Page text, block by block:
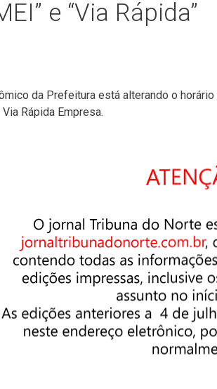
e “Via Rápida”
da Prefeitura está alterando o
Rápida Empresa.
ao MEI será de segunda a sexta-feira,
feiras, das 8h às 12h e das 14 às 17
Econômico, Álvaro Staut, a
e aos usuários do Sistema Via